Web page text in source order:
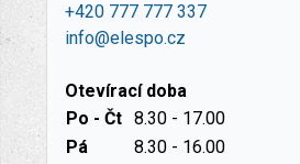
+420 777 777 337
info@elespo.cz
Otevírací doba
Po - Čt 8.30 - 17.00
Pá
8.30 - 16.00